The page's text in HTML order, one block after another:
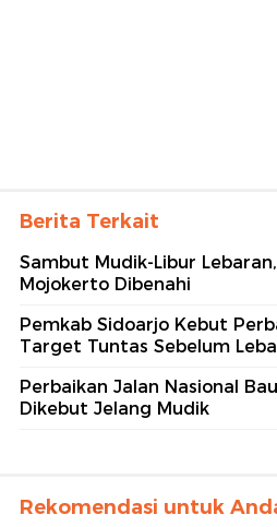
Berita Terkait
Sambut Mudik-Libur
Mojokerto Dibenahi
Pemkab Sidoarjo Kebut
Target Tuntas Sebelum
Perbaikan Jalan Nasional
Dikebut Jelang Mudik
Rekomendasi untuk